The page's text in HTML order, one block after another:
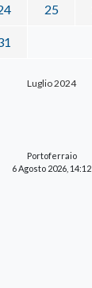
Luglio 2024
25
Portoferraio
6 Agosto 2026, 14:12